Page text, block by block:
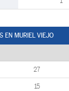
EN MURIEL VIEJO
27
15